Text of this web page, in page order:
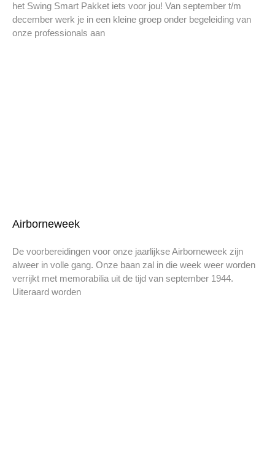
het Swing Smart Pakket iets voor jou! Van september t/m
december werk je in een kleine groep onder begeleiding van
onze professionals aan
Airborneweek
De voorbereidingen voor onze jaarlijkse Airborneweek zijn
alweer in volle gang. Onze baan zal in die week weer worden
verrijkt met memorabilia uit de tijd van september 1944.
Uiteraard worden